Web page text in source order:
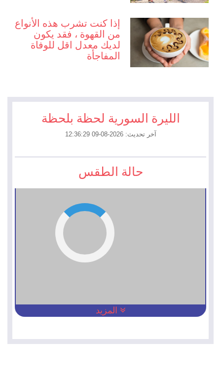
إذا كنت تشرب هذه الأنواع
من القهوة ، فقد يكون
لديك معدل اقل للوفاة
المفاجأة
الليرة السورية لحظة بلحظة
آخر تحديث: 2026-08-09 12:36:29
حالة الطقس
المزيد